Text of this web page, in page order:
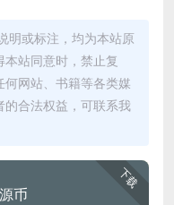
明或标注，均为本站原
站同意时，禁止复
网站、书籍等各类媒
合法权益，可联系我
下载
币